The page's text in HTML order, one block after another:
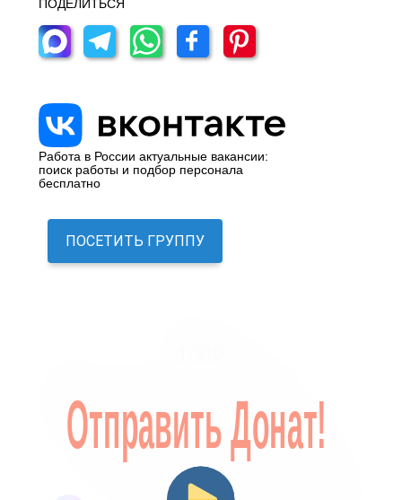
ПОДЕЛИТЬСЯ
Работа в России актуальные вакансии:
поиск работы и подбор персонала
бесплатно
ПОСЕТИТЬ ГРУППУ